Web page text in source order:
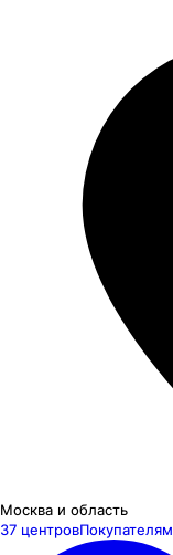
Москва и область
37 центровПокупателям